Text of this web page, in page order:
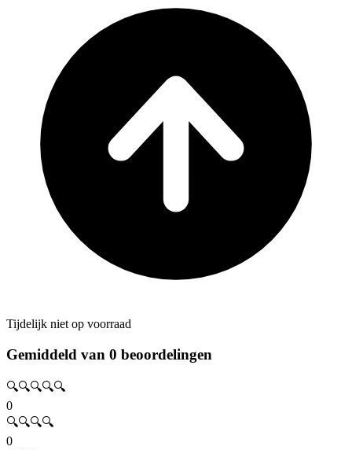
Tijdelijk niet op voorraad
Gemiddeld van 0 beoordelingen
🔍🔍🔍🔍🔍
0
🔍🔍🔍🔍
0